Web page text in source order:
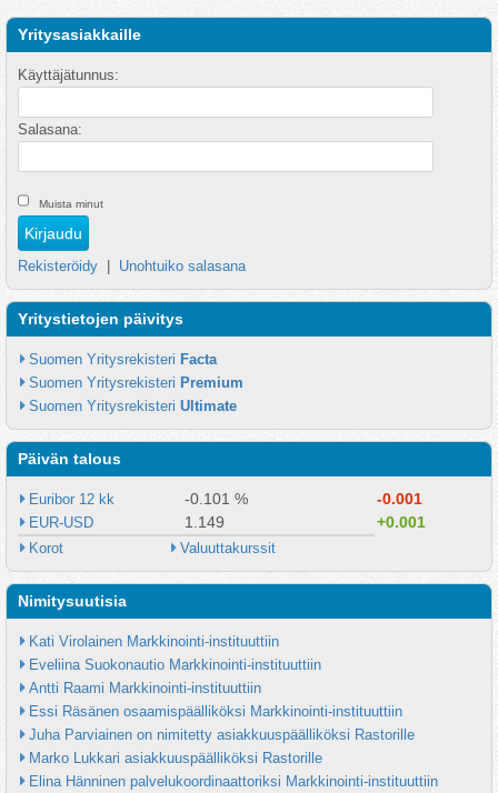
Yritysasiakkaille
Käyttäjätunnus:
Salasana:
Muista minut
Rekisteröidy Unohtuiko salasana
Yritystietojen päivitys
Suomen Yritysrekisteri Facta
Suomen Yritysrekisteri Premium
Suomen Yritysrekisteri Ultimate
Päivän talous
Euribor 12 kk -0.101 % -0.001
EUR-USD 1.149 +0.001
Korot Valuuttakurssit
Nimitysuutisia
Kati Virolainen Markkinointi-instituuttiin
Eveliina Suokonautio Markkinointi-instituuttiin
Antti Raami Markkinointi-instituuttiin
Essi Räsänen osaamispäälliköksi Markkinointi-instituuttiin
Juha Parviainen on nimitetty asiakkuuspäälliköksi Rastorille
Marko Lukkari asiakkuuspäälliköksi Rastorille
Elina Hänninen palvelukoordinaattoriksi Markkinointi-instituuttiin